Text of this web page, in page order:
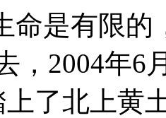
命是有限的
，2004年6
了北上黄